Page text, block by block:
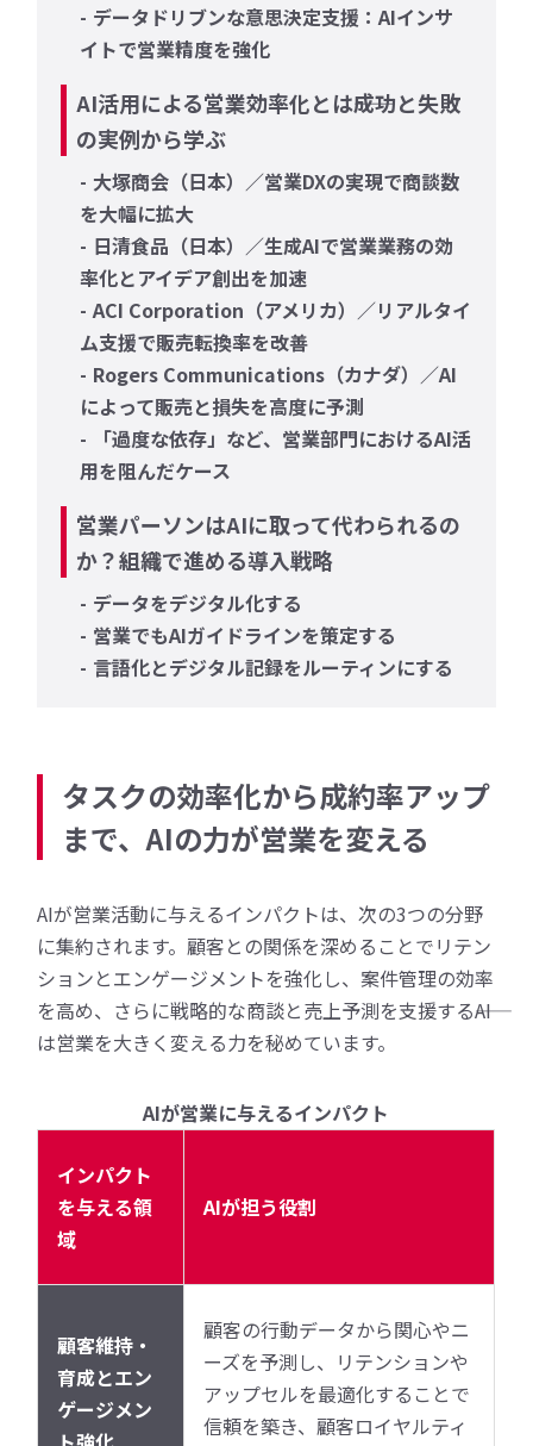
データドリブンな意思決定支援：AIインサ
イトで営業精度を強化
AI活用による営業効率化とは――成功と失敗
の実例から学ぶ
大塚商会（日本）／営業DXの実現で商談数
を大幅に拡大
日清食品（日本）／生成AIで営業業務の効
率化とアイデア創出を加速
ACI Corporation（アメリカ）／リアルタイ
ム支援で販売転換率を改善
Rogers Communications（カナダ）／AI
によって販売と損失を高度に予測
「過度な依存」など、営業部門におけるAI活
用を阻んだケース
営業パーソンはAIに取って代わられるの
か？組織で進める導入戦略
データをデジタル化する
営業でもAIガイドラインを策定する
言語化とデジタル記録をルーティンにする
タスクの効率化から成約率アップ
まで、AIの力が営業を変える
AIが営業活動に与えるインパクトは、次の3つの分野
に集約されます。顧客との関係を深めることでリテン
ションとエンゲージメントを強化し、案件管理の効率
を高め、さらに戦略的な商談と売上予測を支援する――AI
は営業を大きく変える力を秘めています。
AIが営業に与えるインパクト
インパクト
を与える領
域
AIが担う役割
顧客維持・
育成とエン
ゲージメン
顧客の行動データから関心やニ
ーズを予測し、リテンションや
アップセルを最適化することで
信頼を築き、顧客ロイヤルティ